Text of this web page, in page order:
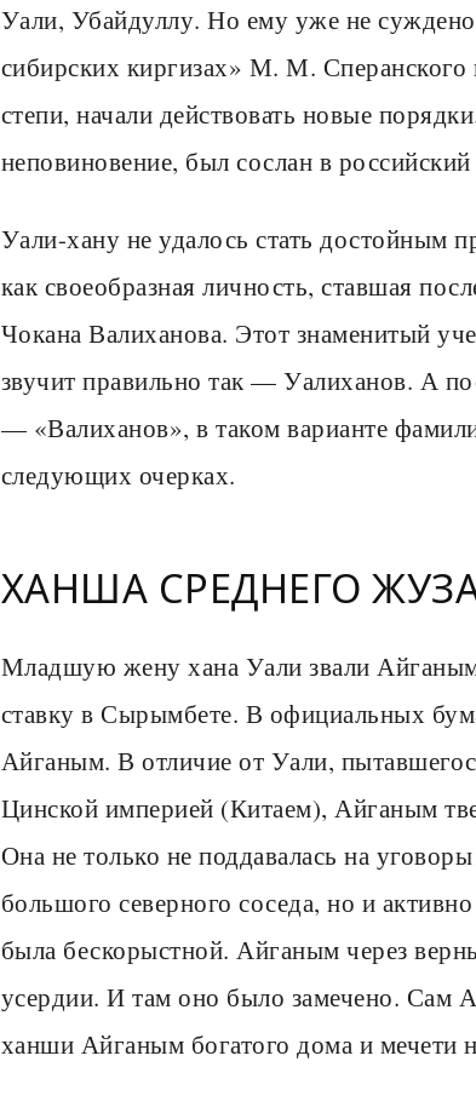
Уали, Убайдуллу. Но ему уже не
сибирских киргизах» М. М. Сперанского
степи, начали действовать новые
неповиновение, был сослан в
Уали-хану не удалось стать достойным
как своеобразная личность, ставшая
Чокана Валиханова. Этот знаменитый
звучит правильно так — Уалиханов. А
— «Валиханов», в таком варианте
следующих очерках.
ХАНША СРЕДНЕГО
Младшую жену хана Уали звали
ставку в Сырымбете. В официальных
Айганым. В отличие от Уали,
Цинской империей (Китаем), Айганым
Она не только не поддавалась на
большого северного соседа, но и
была бескорыстной. Айганым через
усердии. И там оно было замечено. Сам
ханши Айганым богатого дома и мечети